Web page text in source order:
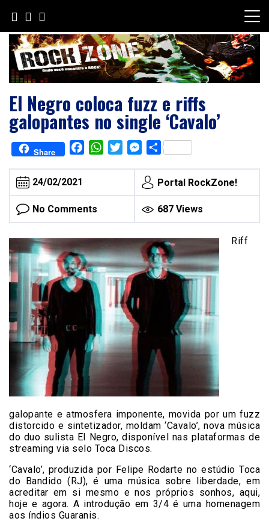
content
El Negro coloca fuzz e riffs
galopantes no single ‘Cavalo’
Share FacebookWhatsAppTwitterMessenger
Share
24/02/2021 Portal RockZone!
No Comments 687 Views
Riff
galopante e atmosfera imponente, movida por um fuzz
distorcido e sintetizador, moldam ‘Cavalo’, nova música
do duo sulista El Negro, disponível nas plataformas de
streaming via selo Toca Discos.
‘Cavalo’, produzida por Felipe Rodarte no estúdio Toca
do Bandido (RJ), é uma música sobre liberdade, em
acreditar em si mesmo e nos próprios sonhos, aqui,
hoje e agora. A introdução em 3/4 é uma homenagem
aos índios Guaranis.